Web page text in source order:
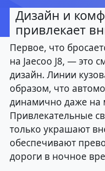
Дизайн и
привлекает
Первое, что
на Jaecoo J8, — это
дизайн. Линии
образом, что
динамично даже на
Привлекательные
только украшают
обеспечивают
дороги в ночное